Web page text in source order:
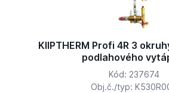
KIIPTHERM Profi 4R 3
podlahového
Kód: 237674
Obj.č./typ: